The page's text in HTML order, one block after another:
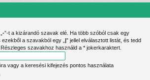
-”-t a kizárandó szavak elé. Ha több szóból csak egy
a szavakból egy „ |” jellel elválasztott listát, és tedd
szavakhoz használd a * jokerkaraktert.
vagy a keresési kifejezés pontos használata